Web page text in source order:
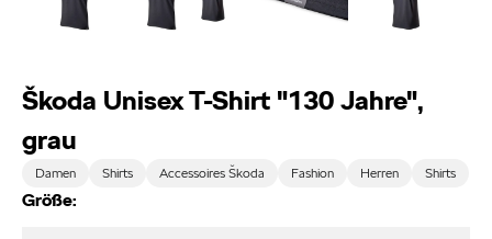
Škoda Unisex T-Shirt "130 Jahre",
grau
Damen Shirts Accessoires Škoda Fashion Herren Shirts
Größe: